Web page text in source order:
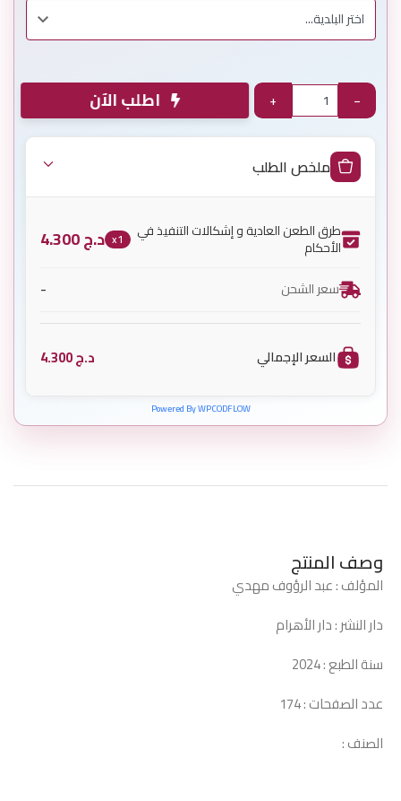
−
+ اطلب الآن
ملخص الطلب
طرق الطعن العادية و إشكالات التنفيذ في
الأحكام x1 د.ج
سعر الشحن -
السعر الإجمالي د.ج
Powered By WPCODFLOW
وصف المنتج
المؤلف : عبد الرؤوف مهدي
دار النشر : دار الأهرام
سنة الطبع : 2024
عدد الصفحات : 174
الصنف :